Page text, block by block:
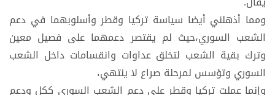
ومما أذهلني أيضا سياسة تركيا وقطر وأسلوبهما في دعم
الشعب السوري،حيث لم يقتصر دعمهما على فصيل معين
وترك بقية الشعب لتخلق عداوات وانقسامات داخل الشعب
السوري وتؤسس لمرحلة صراع لا ينتهي،
وإنما عملت تركيا وقطر على دعم الشعب السوري ككل ودعم